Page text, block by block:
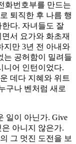
화번호부를 만드는
퇴직한 후 나름 행
다. 자녀들도 잘
서 요가와 화초재
지만 3년 전 아내와
는 공허함이 밀려들
니어 인턴이었다.
데다 지혜와 위트
구나 벤처럼 새로
일이 아닌가. Give
아니지 않은가.
그 멋진 도전을 보